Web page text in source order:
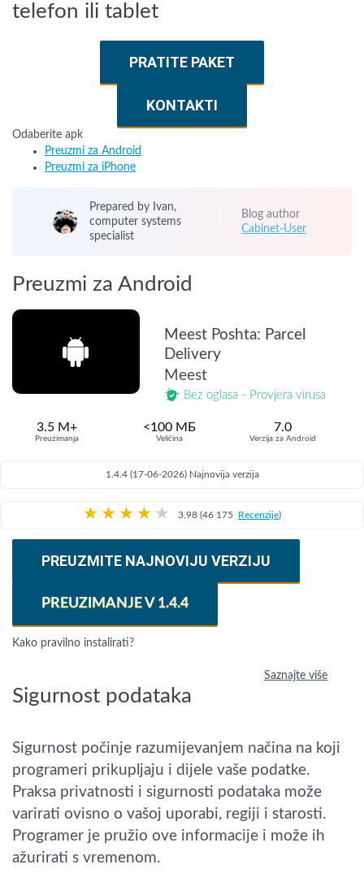
telefon ili tablet
PRATITE PAKET
KONTAKTI
Odaberite apk
Preuzmi za Android
Preuzmi za iPhone
Prepared by Ivan,
computer systems
specialist
Blog author
Cabinet-User
Preuzmi za Android
Meest Poshta: Parcel
Delivery
Meest
Bez oglasa - Provjera virusa
3.5 M+
Preuzimanja
<100 МБ
Veličina
7.0
Verzija za Android
1.4.4 (17-06-2026) Najnovija verzija
★ ★ ★ ★ ★ 3.98 (46 175 Recenzije)
PREUZMITE NAJNOVIJU VERZIJU
PREUZIMANJE V 1.4.4
Kako pravilno instalirati?
Sigurnost podataka
Saznajte više
Sigurnost počinje razumijevanjem načina na koji
programeri prikupljaju i dijele vaše podatke.
Praksa privatnosti i sigurnosti podataka može
varirati ovisno o vašoj uporabi, regiji i starosti.
Programer je pružio ove informacije i može ih
ažurirati s vremenom.